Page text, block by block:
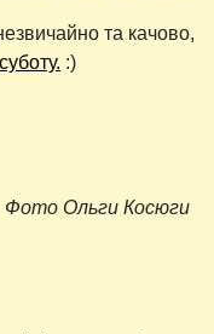
та качово,
:)
Фото Ольги Косюги